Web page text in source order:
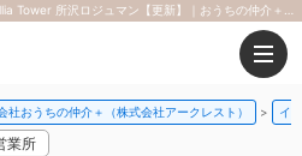
おうちの仲介＋（株式会社アークレスト） イ
業所